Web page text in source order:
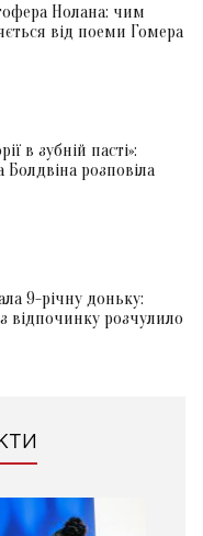
Нолана: чим
від поеми Гомера
в зубній пасті»:
розповіла
9-річну доньку:
відпочинку розчулило